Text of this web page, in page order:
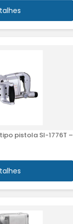
pistola SI-1776T –